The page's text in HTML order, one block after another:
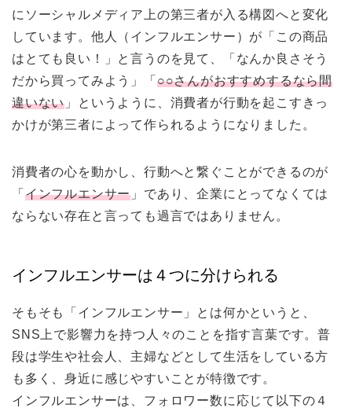
にソーシャルメディア上の第三者が入る構図へと変化
しています。他人（インフルエンサー）が「この商品
はとても良い！」と言うのを見て、「なんか良さそう
だから買ってみよう」「 ○○さんがおすすめするなら間
違いない 」というように、消費者が行動を起こすきっ
かけが第三者によって作られるようになりました。
消費者の心を動かし、行動へと繋ぐことができるのが
「 インフルエンサー 」であり、企業にとってなくては
ならない存在と言っても過言ではありません。
インフルエンサーは４つに分けられる
そもそも「インフルエンサー」とは何かというと、
SNS上で影響力を持つ人々のことを指す言葉です。普
段は学生や社会人、主婦などとして生活をしている方
も多く、身近に感じやすいことが特徴です。
インフルエンサーは、フォロワー数に応じて以下の４